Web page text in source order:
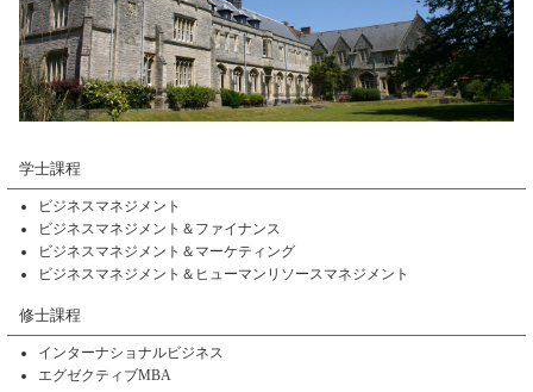
学士課程
ビジネスマネジメント
ビジネスマネジメント＆ファイナンス
ビジネスマネジメント＆マーケティング
ビジネスマネジメント＆ヒューマンリソースマネジメント
修士課程
インターナショナルビジネス
エグゼクティブMBA